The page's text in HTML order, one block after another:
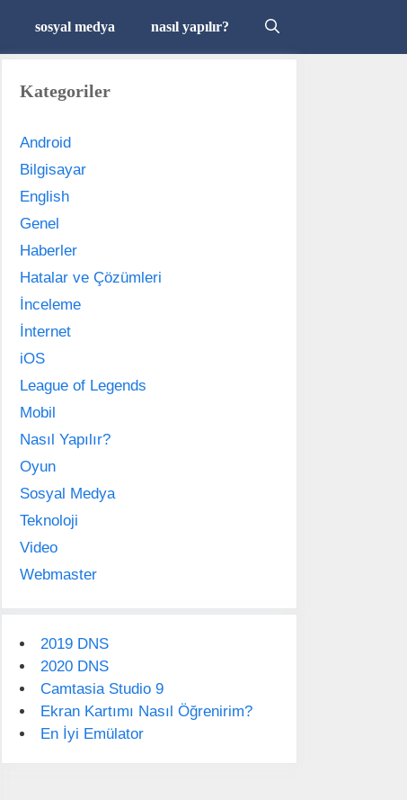
sosyal medya nasıl yapılır?
Kategoriler
Android
Bilgisayar
English
Genel
Haberler
Hatalar ve Çözümleri
İnceleme
İnternet
iOS
League of Legends
Mobil
Nasıl Yapılır?
Oyun
Sosyal Medya
Teknoloji
Video
Webmaster
2019 DNS
2020 DNS
Camtasia Studio 9
Ekran Kartımı Nasıl Öğrenirim?
En İyi Emülator